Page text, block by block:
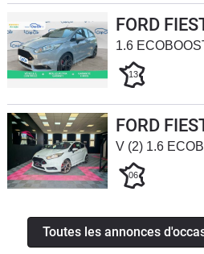
FORD
1.6
13
FORD
V (2) 1.6
06
Toutes les annonces